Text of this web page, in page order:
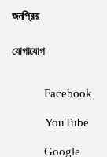
জনপ্রিয়
যোগাযোগ
Facebook
YouTube
Google